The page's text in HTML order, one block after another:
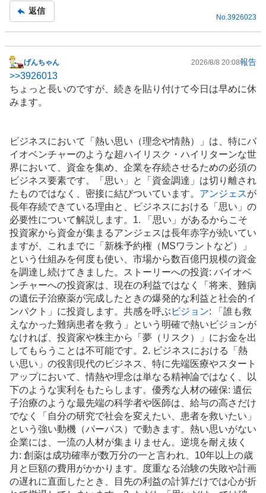
返信
No. 3926023
掲
示
板
記
げんちゃん 2026/8/8 20:08報告
>>3926013
ちょっと長いのですが、続きを貼り付けて今日は早めに休
みます。
ビジネスにおいて「熱い思い（理念や情熱）」は、特にバ
イオベンチャーのような超ハイリスク・ハイリターンな世
界において、資金を集め、企業を存続させるための必須の
ビジネス要素です。「思い」と「資金調達」は切り離され
たものではなく、密接に結びついています。 アンジェスが
長年存続できている理由と、ビジネスにおける「思い」の
必要性について解説します。1. 「思い」があるからこそ
投資家から資金が集まるアンジェスは長年赤字が続いてい
ますが、これまでに「新株予約権（MSワラントなど）」
という仕組みを何度も使い、市場から数百億円規模の資金
を調達し続けてきました。ストーリーへの投資: バイオベ
ンチャーへの投資家は、現在の利益ではなく「将来、難病
の遺伝子治療薬が完成したときの爆発的な利益と社会的イ
ンパクト」に投資します。共感を呼ぶ ビジョン: 「誰も救
えなかった難病患者を救う」という明確で熱いビジョンが
なければ、投資家や株主から「夢（リスク）」にお金を出
してもらうことは不可能です。2. ビジネスにおける「熱
い思い」の役割現代のビジネス、特に先端医療やスタート
アップにおいて、情熱や理念は単なる精神論ではなく、以
下のような実利をもたらします。優秀な 人材の確保: 遺伝
子治療のような最先端の科学者や医師は、給与の高さだけ
でなく「自分の研究で社会を変えたい、患者を救いたい」
という強い動機（パーパス）で動きます。熱い思いがない
企業には、一流の人材が集まりません。逆境を耐え抜く
力: 創薬は成功確率が数万分の一と言われ、10年以上の歳
月と巨額の費用がかかります。度重なる治験の失敗や計画
の遅れに直面したとき、目先の利益の計算だけでは心が折